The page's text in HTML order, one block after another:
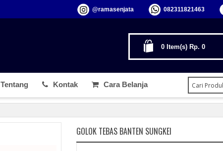
082311821463
@ramasenjata
0 Item(s) Rp. 0
Tentang Kontak Cara Belanja
GOLOK TEBAS BANTEN SUNGKEI